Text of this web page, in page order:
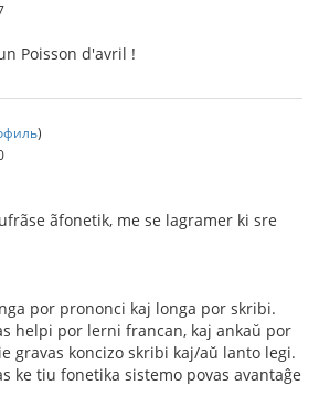
Poisson d'avril !
)
ãfonetik, me se lagramer ki sre
por prononci kaj longa por skribi.
helpi por lerni francan, kaj ankaŭ por
gravas koncizo skribi kaj/aŭ lanto legi.
ke tiu fonetika sistemo povas avantaĝe